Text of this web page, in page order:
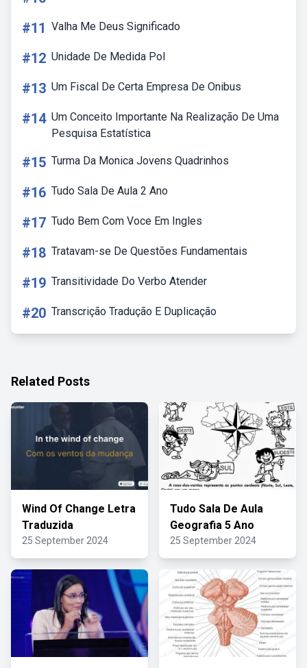
#11 Valha Me Deus Significado
#12 Unidade De Medida Pol
#13 Um Fiscal De Certa Empresa De Onibus
#14 Um Conceito Importante Na Realização De Uma
Pesquisa Estatística
#15 Turma Da Monica Jovens Quadrinhos
#16 Tudo Sala De Aula 2 Ano
#17 Tudo Bem Com Voce Em Ingles
#18 Tratavam-se De Questões Fundamentais
#19 Transitividade Do Verbo Atender
#20 Transcrição Tradução E Duplicação
Related Posts
Wind Of Change Letra
Traduzida
25 September 2024
Tudo Sala De Aula
Geografia 5 Ano
25 September 2024